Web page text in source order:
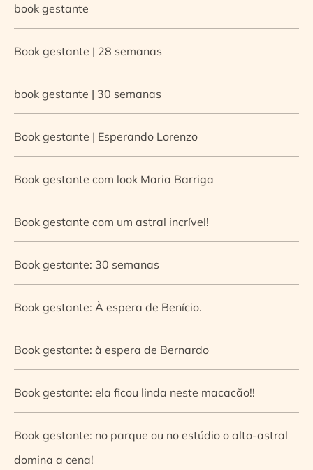
book gestante
Book gestante | 28 semanas
book gestante | 30 semanas
Book gestante | Esperando Lorenzo
Book gestante com look Maria Barriga
Book gestante com um astral incrível!
Book gestante: 30 semanas
Book gestante: À espera de Benício.
Book gestante: à espera de Bernardo
Book gestante: ela ficou linda neste macacão!!
Book gestante: no parque ou no estúdio o alto-astral
domina a cena!